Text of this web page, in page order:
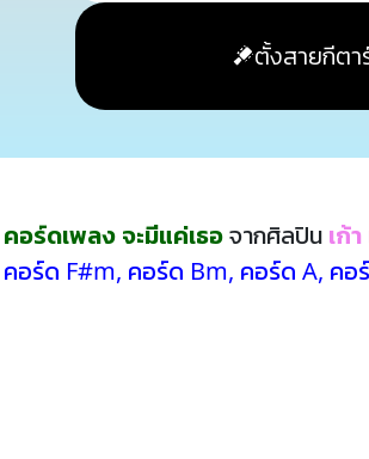
ตั้งสายกีตา
คอร์ดเพลง จะมีแค่เธอจากศิลปิน เก้
คอร์ด F#m, คอร์ด Bm, คอร์ด A, คอ